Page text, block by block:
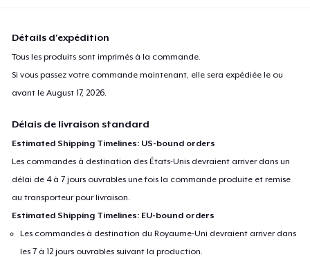
Détails d'expédition
Tous les produits sont imprimés à la commande.
Si vous passez votre commande maintenant, elle sera expédiée le ou
avant leAugust 17, 2026.
Délais de livraison standard
Estimated Shipping Timelines: US-bound orders
Les commandes à destination des États-Unis devraient arriver dans un
délai de 4 à 7 jours ouvrables une fois la commande produite et remise
au transporteur pour livraison.
Estimated Shipping Timelines: EU-bound orders
Les commandes à destination du Royaume-Uni devraient arriver dans
les 7 à 12 jours ouvrables suivant la production.